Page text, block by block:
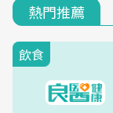
熱門推薦
飲食